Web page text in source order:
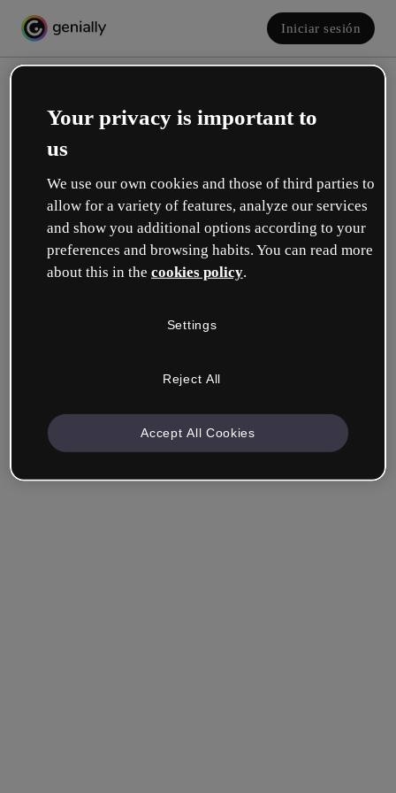
Iniciar sesión
Crea tu cuenta, ¡gratis!
¿Cuál describe mejor tu rol?
Trabajo en una escuela o universidad.
Empresa & Profesionales
Your privacy is important to
us
We use our own cookies and those of third parties to
allow for a variety of features, analyze our services
and show you additional options according to your
preferences and browsing habits. You can read more
about this in the cookies policy.
Settings
Reject All
Accept All Cookies